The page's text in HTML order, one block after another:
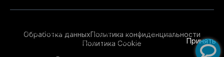
Обработка данныхПолитика конфиденциальности
Политика Cookie
опыта на нашем сайте. Продолжая использовать
данный сайт, вы соглашаетесь с использованием
Принять